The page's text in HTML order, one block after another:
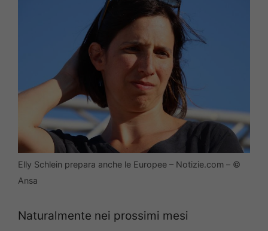
Elly Schlein prepara anche le Europee – Notizie.com – ©
Ansa
Naturalmente nei prossimi mesi